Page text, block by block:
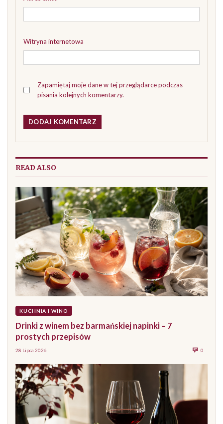
Witryna internetowa
Zapamiętaj moje dane w tej przeglądarce podczas
pisania kolejnych komentarzy.
READ ALSO
KUCHNIA I WINO
Drinki z winem bez barmańskiej napinki – 7
prostych przepisów
28 Lipca 2026 0